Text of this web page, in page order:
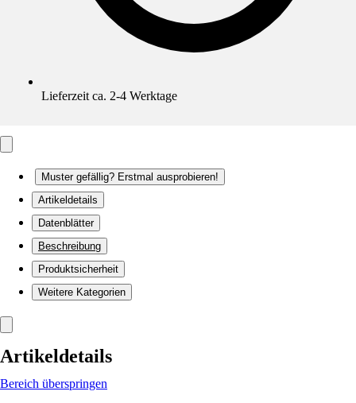
Lieferzeit ca. 2-4 Werktage
Muster gefällig? Erstmal ausprobieren!
Artikeldetails
Datenblätter
Beschreibung
Produktsicherheit
Weitere Kategorien
Artikeldetails
Bereich überspringen